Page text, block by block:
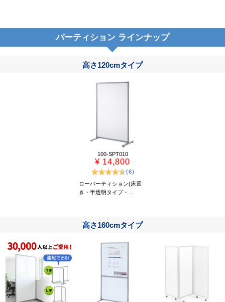
パーティション ラインナップ
高さ120cmタイプ
100-SPT010
¥ 14,800
(6)
ローパーティション(床置
き・半透明タイプ・...
高さ160cmタイプ